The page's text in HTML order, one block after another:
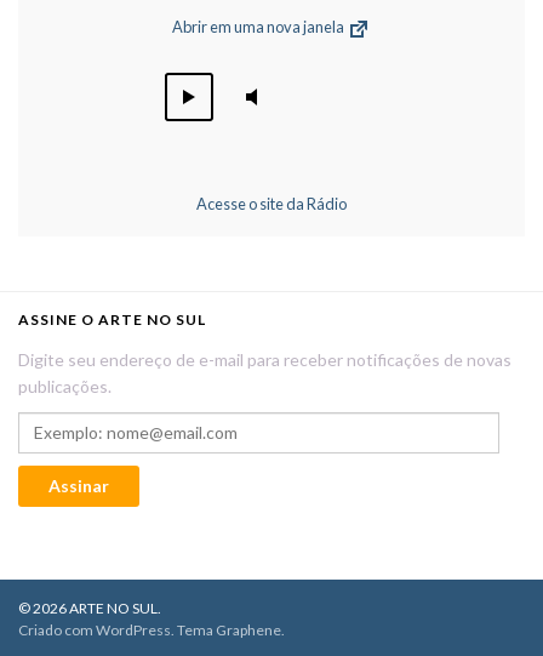
Abrir em uma nova janela
Acesse o site da Rádio
ASSINE O ARTE NO SUL
Digite seu endereço de e-mail para receber notificações de novas
publicações.
Exemplo: nome@email.com
Assinar
© 2026 ARTE NO SUL.
Criado com WordPress . Tema Graphene